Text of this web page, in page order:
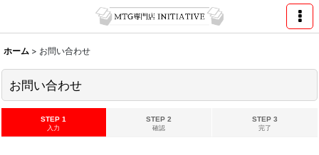
ホーム > お問い合わせ
お問い合わせ
STEP 1
入力
STEP 2
確認
STEP 3
完了